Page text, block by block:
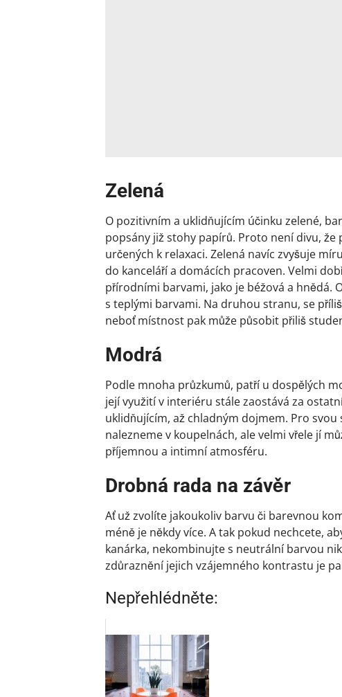
Zelená
O pozitivním a uklidňujícím účinku zelené,
popsány již stohy papírů. Proto není divu, že
určených k relaxaci. Zelená navíc zvyšuje
do kanceláří a domácích pracoven. Velmi
přírodními barvami, jako je béžová a hnědá.
s teplými barvami. Na druhou stranu, se
neboť místnost pak může působit přiliš
Modrá
Podle mnoha průzkumů, patří u dospělých
její využití v interiéru stále zaostává za
uklidňujícím, až chladným dojmem. Pro
nalezneme v koupelnách, ale velmi vřele jí
příjemnou a intimní atmosféru.
Drobná rada na závěr
Ať už zvolíte jakoukoliv barvu či barevnou
méně je někdy více. A tak pokud nechcete,
kanárka, nekombinujte s neutrální barvou
zdůraznění jejich vzájemného kontrastu je
Nepřehlédněte: